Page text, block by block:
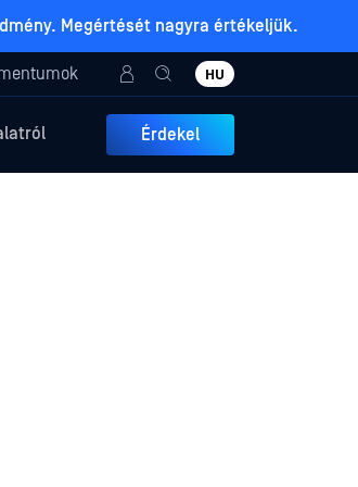
Megértését nagyra értékeljük.
HU
Érdekel